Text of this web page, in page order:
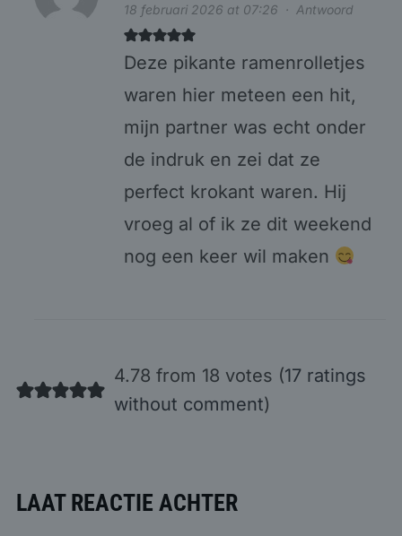
18 februari 2026 at 07:26 · Antwoord
Deze pikante ramenrolletjes
waren hier meteen een hit,
mijn partner was echt onder
de indruk en zei dat ze
perfect krokant waren. Hij
vroeg al of ik ze dit weekend
nog een keer wil maken
4.78 from 18 votes (17 ratings
without comment)
LAAT REACTIE ACHTER